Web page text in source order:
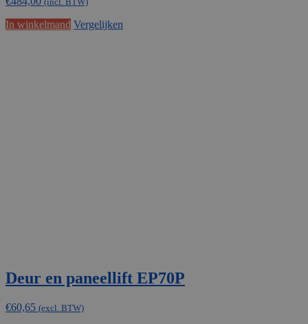
In winkelmand Vergelijken
Deur en paneellift EP70P
€60,65 (excl. BTW)